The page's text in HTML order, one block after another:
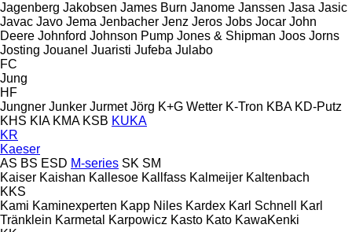
Jagenberg Jakobsen James Burn Janome Janssen Jasa Jasic
Javac Javo Jema Jenbacher Jenz Jeros Jobs Jocar John
Deere Johnford Johnson Pump Jones & Shipman Joos Jorns
Josting Jouanel Juaristi Jufeba Julabo
FC
Jung
HF
Jungner Junker Jurmet Jörg K+G Wetter K-Tron KBA KD-Putz
KHS KIA KMA KSB KUKA
KR
Kaeser
AS BS ESD M-series SK SM
Kaiser Kaishan Kallesoe Kallfass Kalmeijer Kaltenbach
KKS
Kami Kaminexperten Kapp Niles Kardex Karl Schnell
Karl
Tränklein Karmetal Karpowicz Kasto Kato KawaKenki